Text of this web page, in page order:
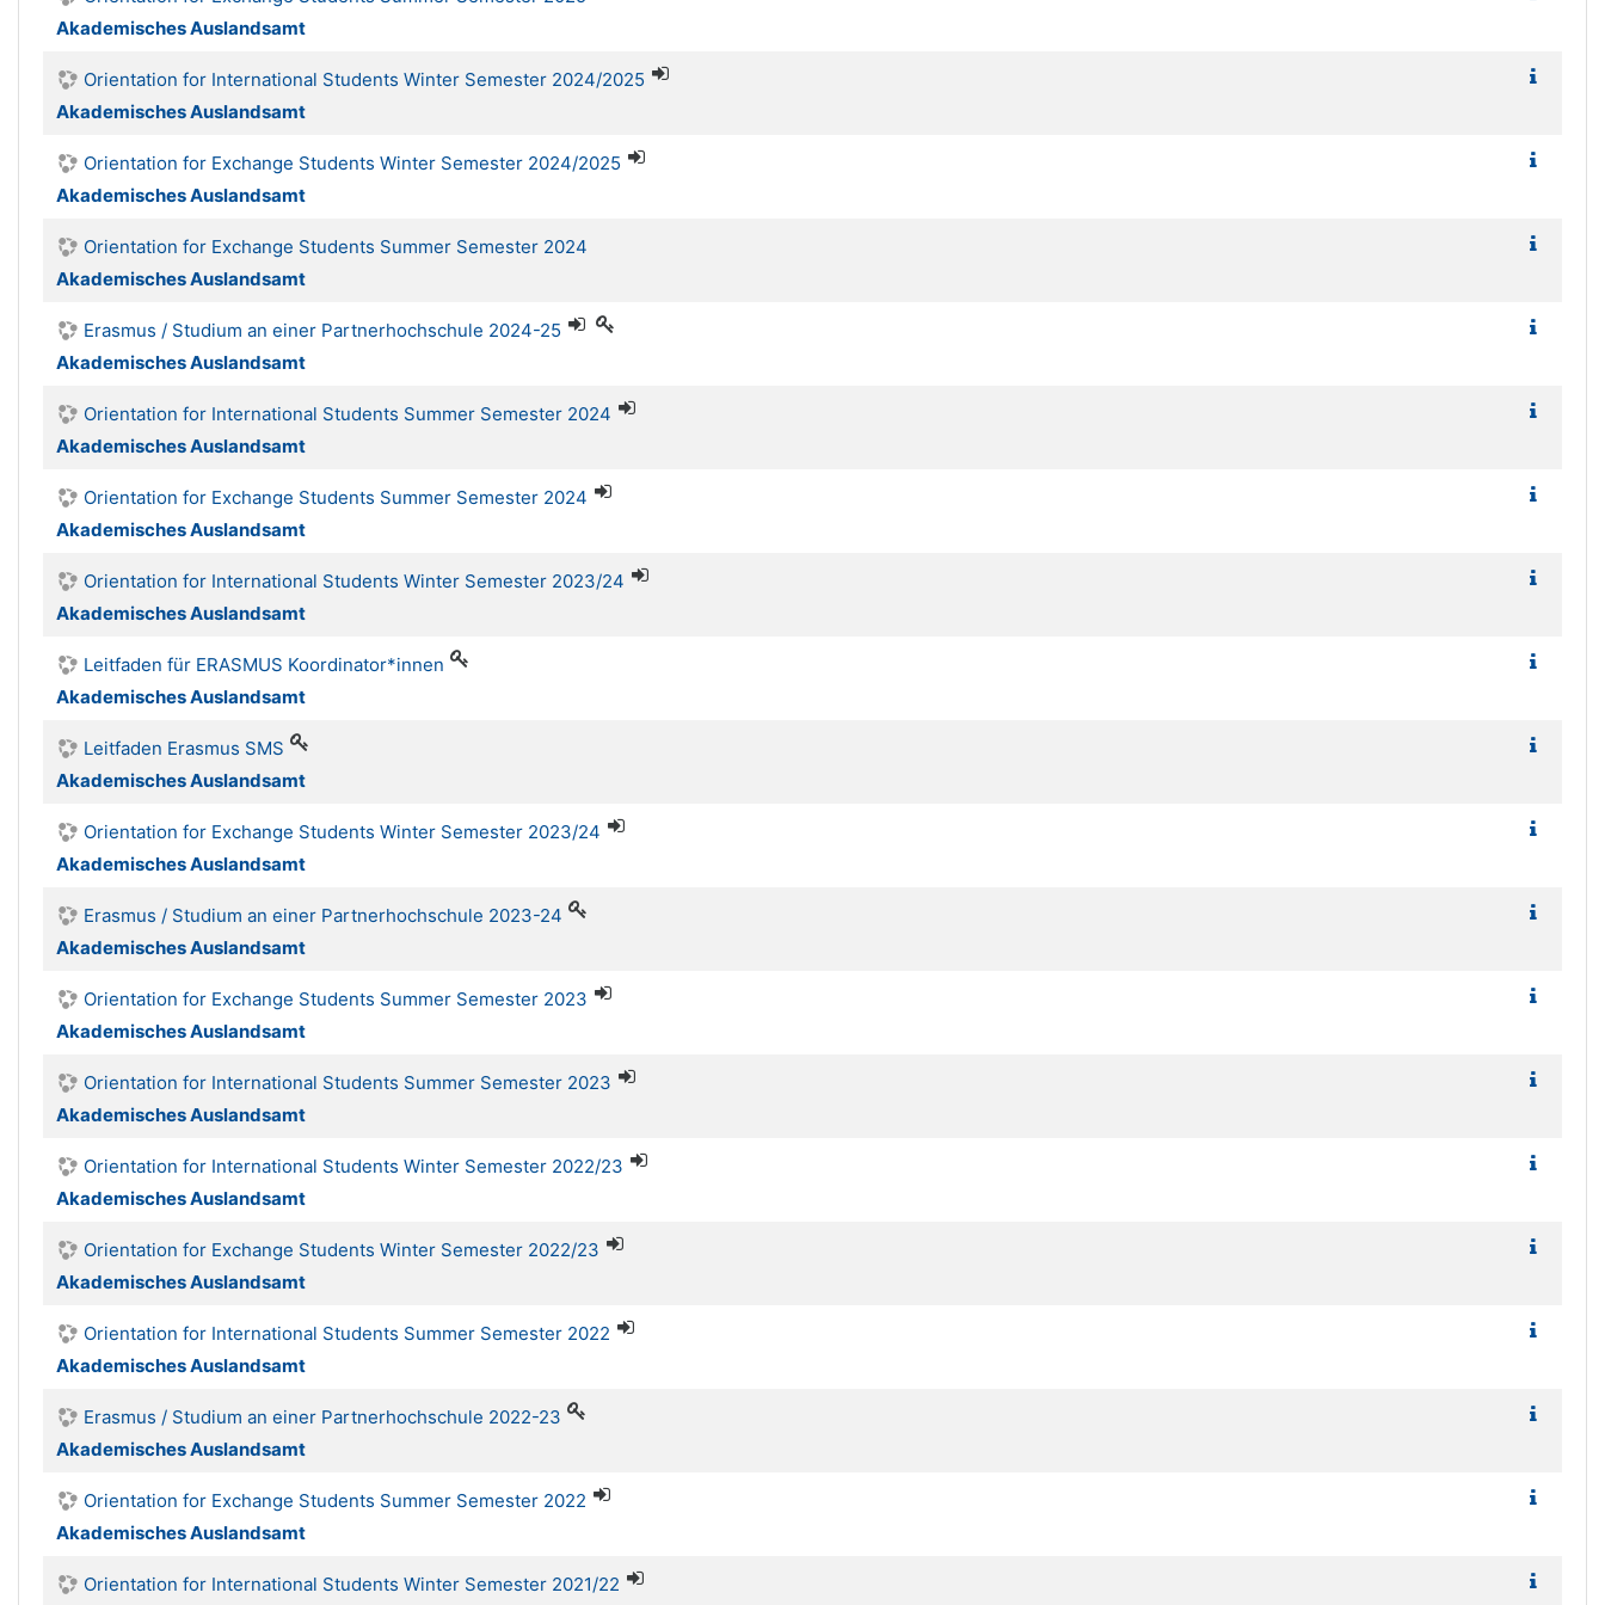
Akademisches Auslandsamt
Orientation for International Students Winter Semester 2024/2025
Akademisches Auslandsamt
Orientation for Exchange Students Winter Semester 2024/2025
Akademisches Auslandsamt
Orientation for Exchange Students Summer Semester 2024
Akademisches Auslandsamt
Erasmus / Studium an einer Partnerhochschule 2024-25
Akademisches Auslandsamt
Orientation for International Students Summer Semester 2024
Akademisches Auslandsamt
Orientation for Exchange Students Summer Semester 2024
Akademisches Auslandsamt
Orientation for International Students Winter Semester 2023/24
Akademisches Auslandsamt
Leitfaden für ERASMUS Koordinator*innen
Akademisches Auslandsamt
Leitfaden Erasmus SMS
Akademisches Auslandsamt
Orientation for Exchange Students Winter Semester 2023/24
Akademisches Auslandsamt
Erasmus / Studium an einer Partnerhochschule 2023-24
Akademisches Auslandsamt
Orientation for Exchange Students Summer Semester 2023
Akademisches Auslandsamt
Orientation for International Students Summer Semester 2023
Akademisches Auslandsamt
Orientation for International Students Winter Semester 2022/23
Akademisches Auslandsamt
Orientation for Exchange Students Winter Semester 2022/23
Akademisches Auslandsamt
Orientation for International Students Summer Semester 2022
Akademisches Auslandsamt
Erasmus / Studium an einer Partnerhochschule 2022-23
Akademisches Auslandsamt
Orientation for Exchange Students Summer Semester 2022
Akademisches Auslandsamt
Orientation for International Students Winter Semester 2021/22